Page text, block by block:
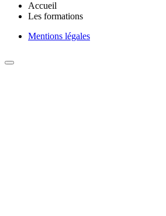
Accueil
Les formations
Mentions légales